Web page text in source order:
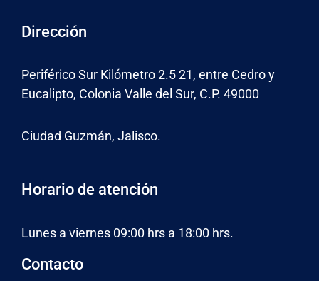
Dirección
Periférico Sur Kilómetro 2.5 21, entre Cedro y
Eucalipto, Colonia Valle del Sur, C.P. 49000
Ciudad Guzmán, Jalisco.
Horario de atención
Lunes a viernes 09:00 hrs a 18:00 hrs.
Contacto